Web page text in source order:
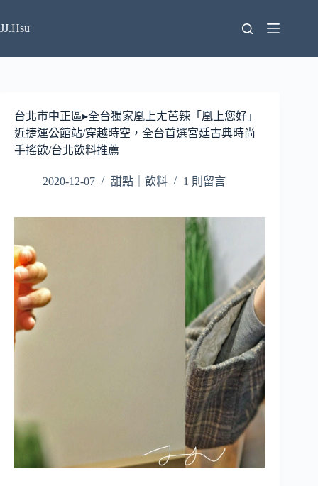
至
要
JJ.Hsu
台北市中正區▸全台獨家凰上ㄤ芭辣「凰上您好」
近捷運公館站/穿越時空，全台首選宮廷古典時尚
手搖飲/台北飲料推薦
2020-12-07 甜點｜飲料 1 則留言